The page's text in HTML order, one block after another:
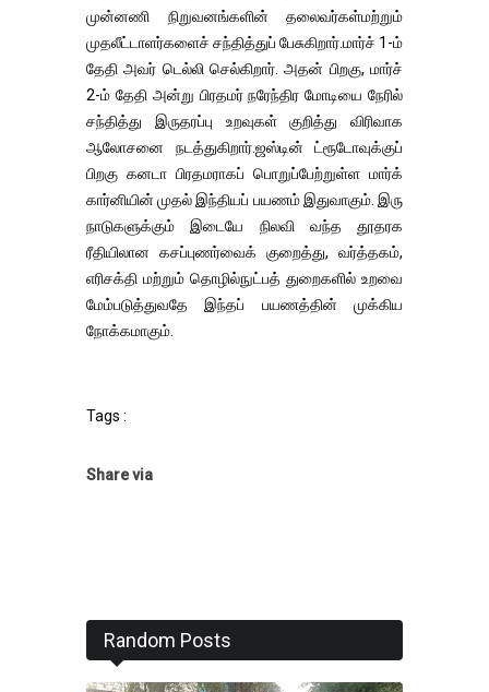
முன்னணி நிறுவனங்களின் தலைவர்கள்மற்றும்
முதலீட்டாளர்களைச் சந்தித்துப் பேசுகிறார்.மார்ச் 1-ம்
தேதி அவர் டெல்லி செல்கிறார். அதன் பிறகு, மார்ச்
2-ம் தேதி அன்று பிரதமர் நரேந்திர மோடியை நேரில்
சந்தித்து இருதரப்பு உறவுகள் குறித்து விரிவாக
ஆலோசனை நடத்துகிறார்.ஜஸ்டின் ட்ரூடோவுக்குப்
பிறகு கனடா பிரதமராகப் பொறுப்பேற்றுள்ள மார்க்
கார்னியின் முதல் இந்தியப் பயணம் இதுவாகும். இரு
நாடுகளுக்கும் இடையே நிலவி வந்த தூதரக
ரீதியிலான கசப்புணர்வைக் குறைத்து, வர்த்தகம்,
எரிசக்தி மற்றும் தொழில்நுட்பத் துறைகளில் உறவை
மேம்படுத்துவதே இந்தப் பயணத்தின் முக்கிய
நோக்கமாகும்.
Tags :
Share via
Random Posts